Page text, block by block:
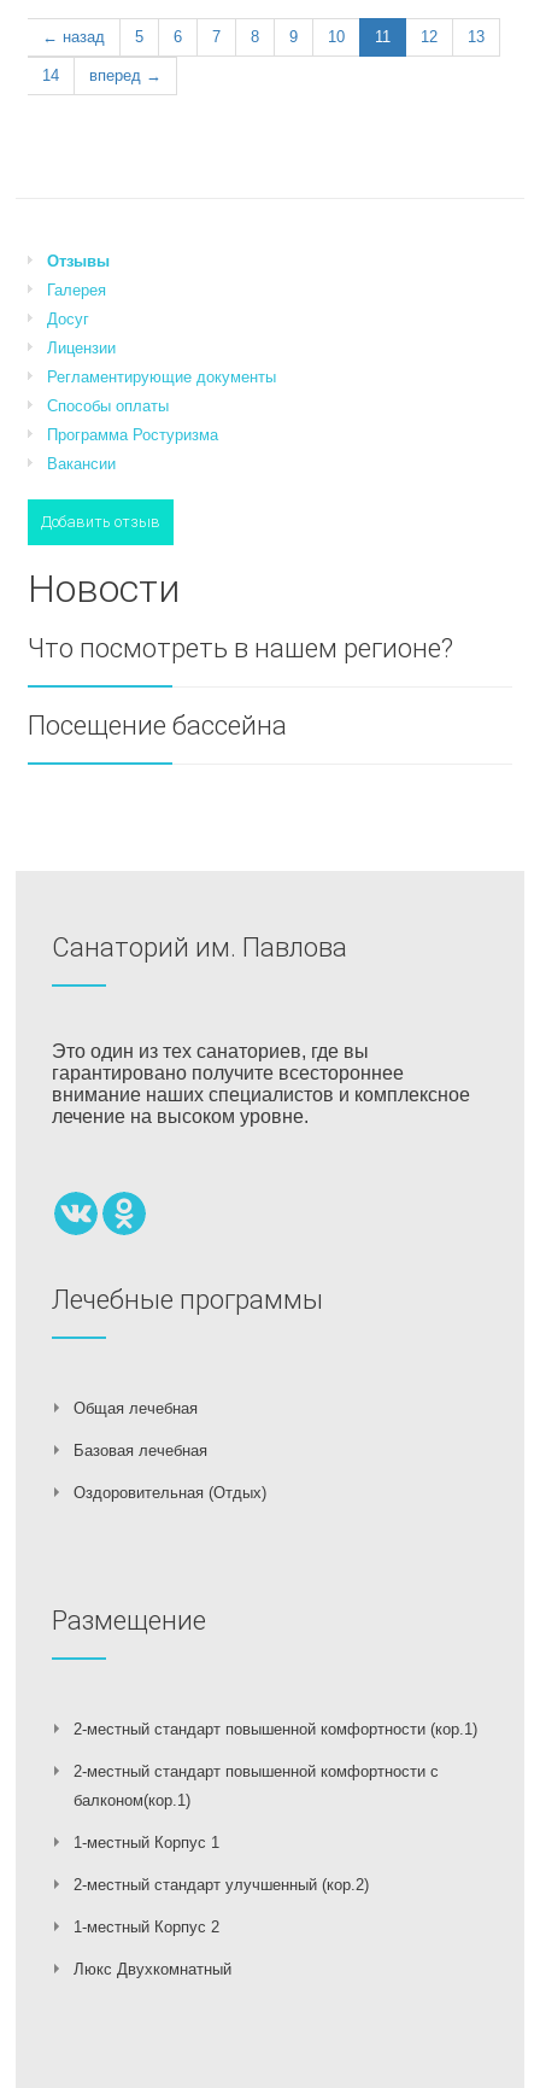
← назад 5 6 7 8 9 10 11 12 13
14 вперед →
Отзывы
Галерея
Досуг
Лицензии
Регламентирующие документы
Способы оплаты
Программа Ростуризма
Вакансии
Добавить отзыв
Новости
Что посмотреть в нашем регионе?
Посещение бассейна
Санаторий им. Павлова
Это один из тех санаториев, где вы
гарантировано получите всестороннее
внимание наших специалистов и комплексное
лечение на высоком уровне.
Лечебные программы
Общая лечебная
Базовая лечебная
Оздоровительная (Отдых)
Размещение
2-местный стандарт повышенной комфортности (кор.1)
2-местный стандарт повышенной комфортности с
балконом(кор.1)
1-местный Корпус 1
2-местный стандарт улучшенный (кор.2)
1-местный Корпус 2
Люкс Двухкомнатный